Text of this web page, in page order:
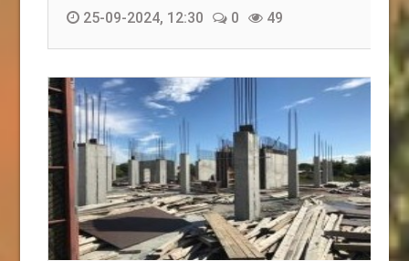
@Edgarpo36
25-09-2024, 12:30 0 49